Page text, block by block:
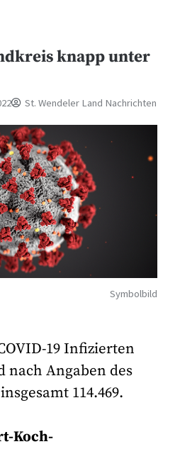
knapp unter
St. Wendeler Land Nachrichten
Symbolbild
19 Infizierten
nach Angaben des
114.469.
Koch-